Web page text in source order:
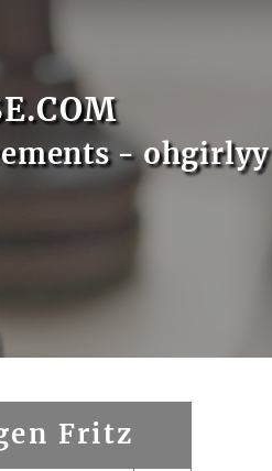
- ohgirlyy
Fritz